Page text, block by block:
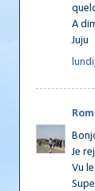
A
Juju
Je
Vu